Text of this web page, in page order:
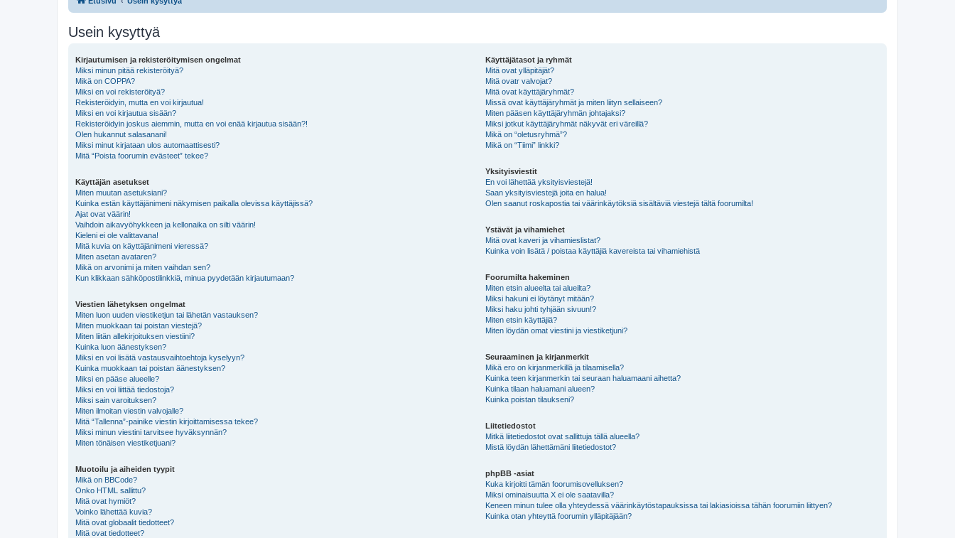
Usein kysyttyä
Kirjautumisen ja rekisteröitymisen ongelmat
Miksi minun pitää rekisteröityä?
Mikä on COPPA?
Miksi en voi rekisteröityä?
Rekisteröidyin, mutta en voi kirjautua!
Miksi en voi kirjautua sisään?
Rekisteröidyin joskus aiemmin, mutta en voi enää kirjautua sisään?!
Olen hukannut salasanani!
Miksi minut kirjataan ulos automaattisesti?
Mitä “Poista foorumin evästeet” tekee?
Käyttäjän asetukset
Miten muutan asetuksiani?
Kuinka estän käyttäjänimeni näkymisen paikalla olevissa käyttäjissä?
Ajat ovat väärin!
Vaihdoin aikavyöhykkeen ja kellonaika on silti väärin!
Kieleni ei ole valittavana!
Mitä kuvia on käyttäjänimeni vieressä?
Miten asetan avataren?
Mikä on arvonimi ja miten vaihdan sen?
Kun klikkaan sähköpostilinkkiä, minua pyydetään kirjautumaan?
Viestien lähetyksen ongelmat
Miten luon uuden viestiketjun tai lähetän vastauksen?
Miten muokkaan tai poistan viestejä?
Miten liitän allekirjoituksen viestiini?
Kuinka luon äänestyksen?
Miksi en voi lisätä vastausvaihtoehtoja kyselyyn?
Kuinka muokkaan tai poistan äänestyksen?
Miksi en pääse alueelle?
Miksi en voi liittää tiedostoja?
Miksi sain varoituksen?
Miten ilmoitan viestin valvojalle?
Mitä “Tallenna”-painike viestin kirjoittamisessa tekee?
Miksi minun viestini tarvitsee hyväksynnän?
Miten tönäisen viestiketjuani?
Muotoilu ja aiheiden tyypit
Mikä on BBCode?
Onko HTML sallittu?
Mitä ovat hymiöt?
Voinko lähettää kuvia?
Mitä ovat globaalit tiedotteet?
Mitä ovat tiedotteet?
Käyttäjätasot ja ryhmät
Mitä ovat ylläpitäjät?
Mitä ovatr valvojat?
Mitä ovat käyttäjäryhmät?
Missä ovat käyttäjäryhmät ja miten liityn sellaiseen?
Miten pääsen käyttäjäryhmän johtajaksi?
Miksi jotkut käyttäjäryhmät näkyvät eri väreillä?
Mikä on “oletusryhmä”?
Mikä on “Tiimi” linkki?
Yksityisviestit
En voi lähettää yksityisviestejä!
Saan yksityisviestejä joita en halua!
Olen saanut roskapostia tai väärinkäytöksiä sisältäviä viestejä tältä foorumilta!
Ystävät ja vihamiehet
Mitä ovat kaveri ja vihamieslistat?
Kuinka voin lisätä / poistaa käyttäjiä kavereista tai vihamiehistä
Foorumilta hakeminen
Miten etsin alueelta tai alueilta?
Miksi hakuni ei löytänyt mitään?
Miksi haku johti tyhjään sivuun!?
Miten etsin käyttäjiä?
Miten löydän omat viestini ja viestiketjuni?
Seuraaminen ja kirjanmerkit
Mikä ero on kirjanmerkillä ja tilaamisella?
Kuinka teen kirjanmerkin tai seuraan haluamaani aihetta?
Kuinka tilaan haluamani alueen?
Kuinka poistan tilaukseni?
Liitetiedostot
Mitkä liitetiedostot ovat sallittuja tällä alueella?
Mistä löydän lähettämäni liitetiedostot?
phpBB -asiat
Kuka kirjoitti tämän foorumisovelluksen?
Miksi ominaisuutta X ei ole saatavilla?
Keneen minun tulee olla yhteydessä väärinkäytöstapauksissa tai lakiasioissa tähän foorumiin liittyen?
Kuinka otan yhteyttä foorumin ylläpitäjään?